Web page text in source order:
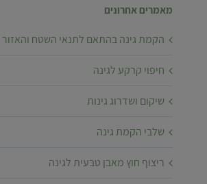
מאמרים אחרונים
הקמת גינה בהתאם לתנאי השטח והאזור
חיפוי קרקע לגינה
שיקום ושדרוג גינות
שלבי הקמת גינה
ריצוף חוץ מאבן טבעית לגינה